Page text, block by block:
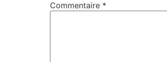
Commentaire *